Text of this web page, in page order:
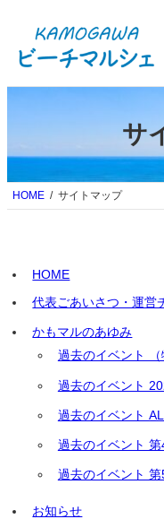
サ
HOME サイトマップ
HOME
代表ごあいさつ・運営
かもマルのあゆみ
過去のイベント （
過去のイベント
過去のイベント
過去のイベント 第
過去のイベント 第
お知らせ